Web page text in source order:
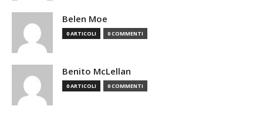
Belen Moe
0 ARTICOLI 0 COMMENTI
Benito McLellan
0 ARTICOLI 0 COMMENTI